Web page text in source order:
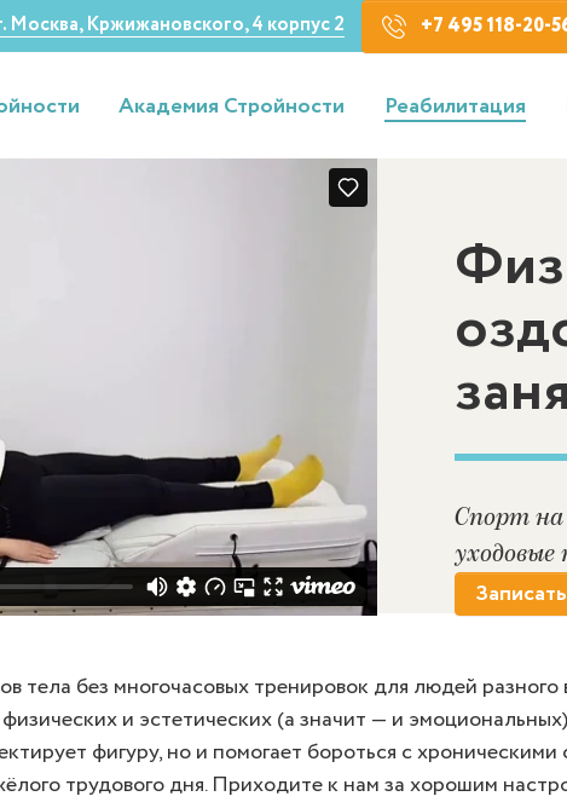
Москва, Кржижановского, 4 корпус 2 +7 495 118-20-
Академия Стройности Реабилитация
Спорт на
уходовые
тела без многочасовых тренировок для людей
и эстетических (а значит — и
фигуру, но и помогает бороться с
трудового дня. Приходите к нам за хорошим